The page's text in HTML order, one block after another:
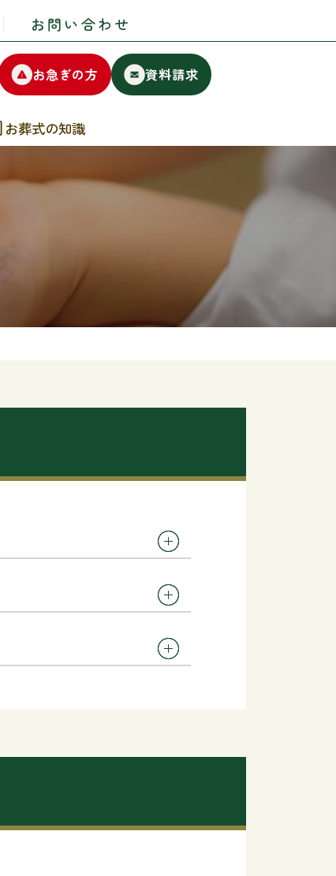
お問い合わせ
お急ぎの方 資料請求
お葬式の知識